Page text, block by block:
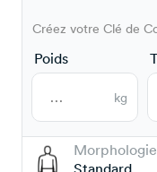
Créez votre Clé de
Poids
kg
Morphologie